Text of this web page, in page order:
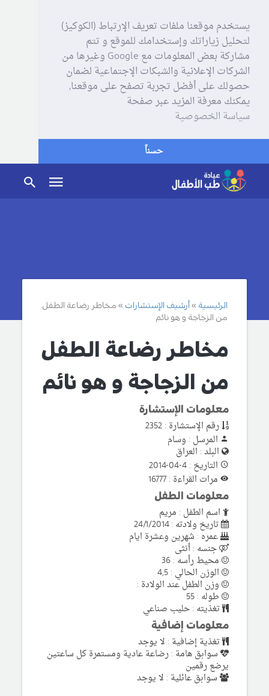
يستخدم موقعنا ملفات تعريف الإرتباط (الكوكيز)
لتحليل زياراتك وإستخدامك للموقع و تتم
مشاركة بعض المعلومات مع Google وغيرها من
الشركات الإعلانية والشبكات الإجتماعية لضمان
حصولك على أفضل تجربة تصفح على موقعنا,
يمكنك معرفة المزيد عبر صفحة
سياسة الخصوصية
حسناً
الرئيسية أرشيف الإستشارات
مخاطر رضاعة الطفل
من الزجاجة و هو نائم
مخاطر رضاعة الطفل
من الزجاجة و هو نائم
معلومات الإستشارة
رقم الإستشارة : 2352
المرسل : وسام
البلد : العراق
التاريخ : 4-04-2014
مرات القراءة : 16777
معلومات الطفل
اسم الطفل : مريم
تاريخ ولادته : 24/1/2014
عمره : شهرين وعشرة ايام
جنسه : أنثى
محيط رأسه : 36
الوزن الحالي : 4,5
وزن الطفل عند الولادة :
طوله : 55
تغذيته : حليب صناعي
معلومات إضافية
تغذية إضافية : لا يوجد
سوابق هامة : رضاعة عادية ومستمرة كل ساعتين
يرضع رقمين
سوابق عائلية : لا يوجد